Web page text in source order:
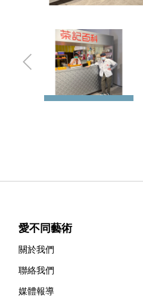
愛不同藝術
關於我們
聯絡我們
媒體報導